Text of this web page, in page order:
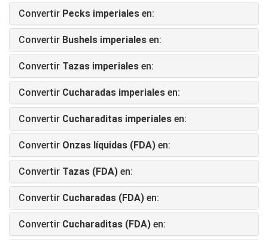
Convertir Pecks imperiales en:
Convertir Bushels imperiales en:
Convertir Tazas imperiales en:
Convertir Cucharadas imperiales en:
Convertir Cucharaditas imperiales en:
Convertir Onzas líquidas (FDA) en:
Convertir Tazas (FDA) en:
Convertir Cucharadas (FDA) en:
Convertir Cucharaditas (FDA) en: